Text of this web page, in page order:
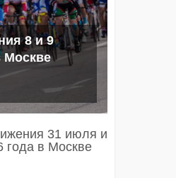
8 и 9
Москве
31 июля и
года в Москве